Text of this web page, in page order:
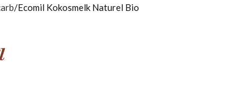
Ecomil Kokosmelk Naturel Bio